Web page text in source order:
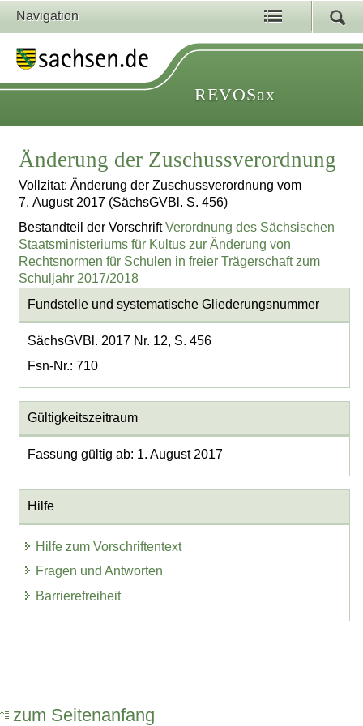
Navigation
REVOSax
Änderung der Zuschussverordnung
Vollzitat: Änderung der Zuschussverordnung vom
7. August 2017 (SächsGVBl. S. 456)
Bestandteil der VorschriftVerordnung des Sächsischen
Staatsministeriums für Kultus zur Änderung von
Rechtsnormen für Schulen in freier Trägerschaft zum
Schuljahr 2017/2018
Fundstelle und systematische Gliederungsnummer
SächsGVBl. 2017 Nr. 12, S. 456
Fsn-Nr.: 710
Gültigkeitszeitraum
Fassung gültig ab: 1. August 2017
Hilfe
Hilfe zum Vorschriftentext
Fragen und Antworten
Barrierefreiheit
zum Seitenanfang